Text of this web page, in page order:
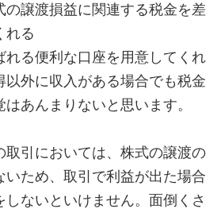
の譲渡損益に関連する税金を差
れる
れる便利な口座を用意してくれ
以外に収入がある場合でも税金
あんまりないと思います。
取引においては、株式の譲渡の
ため、 取引で利益が出た場合
しないといけません。面倒くさ